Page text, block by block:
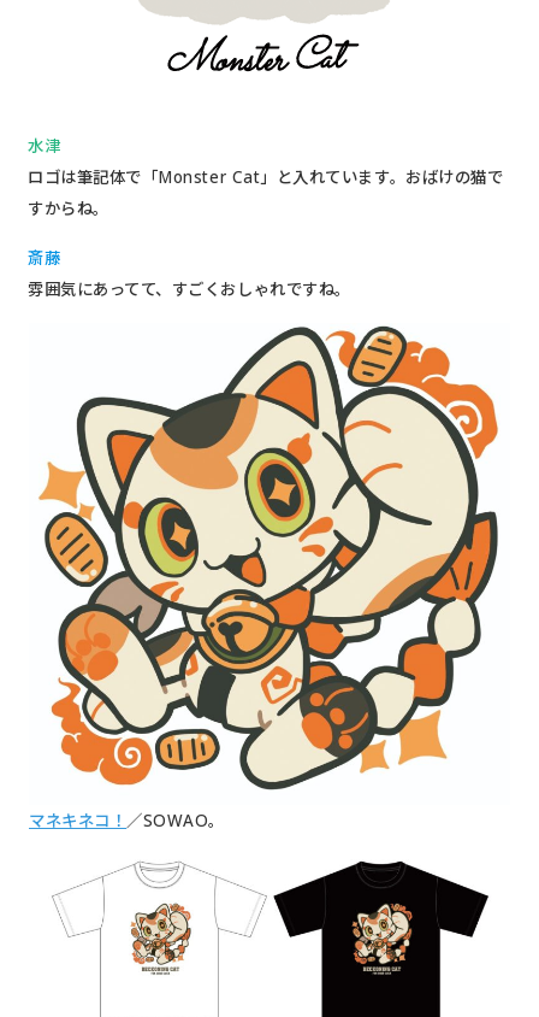
水津
ロゴは筆記体で「Monster Cat」と入れています。おばけの猫で
すからね。
斎藤
雰囲気にあってて、すごくおしゃれですね。
マネキネコ！ ／SOWAO。